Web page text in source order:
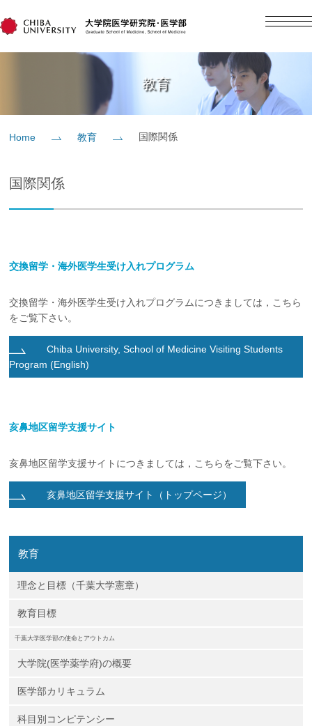
日本語
研究
企業の方大学院志望の方
お問い合わせ交通アクセス
教育
Home 教育 国際関係
国際関係
交換留学・海外医学生受け入れプログラム
交換留学・海外医学生受け入れプログラムにつきましては，こちら
をご覧下さい。
Chiba University, School of Medicine Visiting Students
Program (English)
亥鼻地区留学支援サイト
亥鼻地区留学支援サイトにつきましては，こちらをご覧下さい。
亥鼻地区留学支援サイト（トップページ）
教育
理念と目標（千葉大学憲章）
教育目標
千葉大学医学部の使命とアウトカム
大学院(医学薬学府)の概要
医学部カリキュラム
科目別コンピテンシー